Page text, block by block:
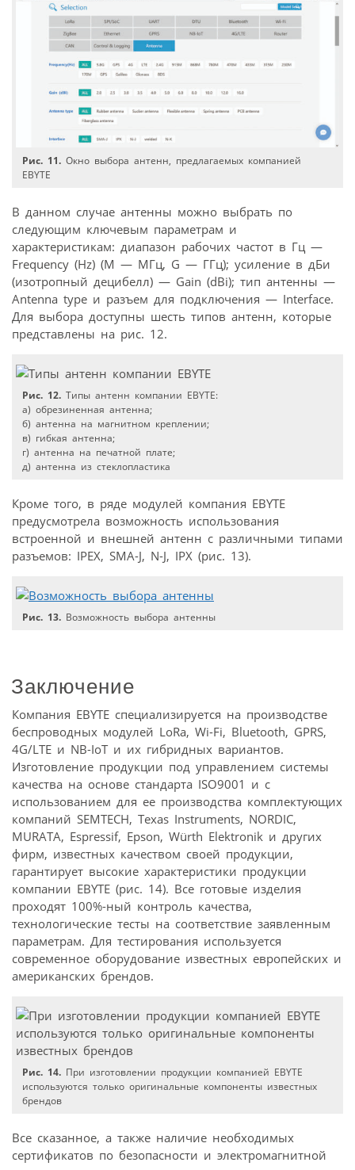
Рис. 11. Окно выбора антенн, предлагаемых компанией
EBYTE
В данном случае антенны можно выбрать по
следующим ключевым параметрам и
характеристикам: диапазон рабочих частот в Гц —
Frequency (Hz) (M — МГц, G — ГГц); усиление в дБи
(изотропный децибелл) — Gain (dBi); тип антенны —
Antenna type и разъем для подключения — Interface.
Для выбора доступны шесть типов антенн, которые
представлены на рис. 12.
Рис. 12. Типы антенн компании EBYTE:
а) обрезиненная антенна;
б) антенна на магнитном креплении;
в) гибкая антенна;
г) антенна на печатной плате;
д) антенна из стеклопластика
Кроме того, в ряде модулей компания EBYTE
предусмотрела возможность использования
встроенной и внешней антенн с различными типами
разъемов: IPEX, SMA-J, N-J, IPX (рис. 13).
Рис. 13. Возможность выбора антенны
Заключение
Компания EBYTE специализируется на производстве
беспроводных модулей LoRa, Wi-Fi, Bluetooth, GPRS,
4G/LTE и NB-IoT и их гибридных вариантов.
Изготовление продукции под управлением системы
качества на основе стандарта ISO9001 и с
использованием для ее производства комплектующих
компаний SEMTECH, Texas Instruments, NORDIC,
MURATA, Espressif, Epson, Würth Elektronik и других
фирм, известных качеством своей продукции,
гарантирует высокие характеристики продукции
компании EBYTE (рис. 14). Все готовые изделия
проходят 100%-ный контроль качества,
технологические тесты на соответствие заявленным
параметрам. Для тестирования используется
современное оборудование известных европейских и
американских брендов.
Рис. 14. При изготовлении продукции компанией EBYTE
используются только оригинальные компоненты известных
брендов
Все сказанное, а также наличие необходимых
сертификатов по безопасности и электромагнитной